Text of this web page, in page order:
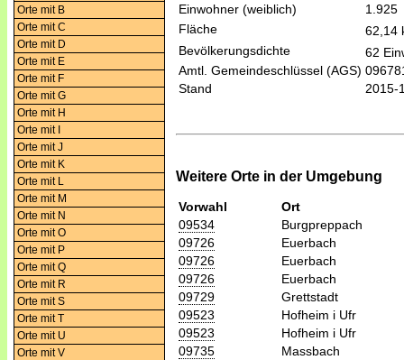
Orte mit B
Orte mit C
Orte mit D
Orte mit E
Orte mit F
Orte mit G
Orte mit H
Orte mit I
Orte mit J
Orte mit K
Orte mit L
Orte mit M
Orte mit N
Orte mit O
Orte mit P
Orte mit Q
Orte mit R
Orte mit S
Orte mit T
Orte mit U
Orte mit V
Einwohner (weiblich)
1.925
Fläche
62,14
Bevölkerungsdichte
62
Amtl. Gemeindeschlüssel (AGS)
Stand
2015-
Weitere Orte in der Umgebung
Vorwahl
Ort
09534
Burgpreppach
09726
Euerbach
09726
Euerbach
09726
Euerbach
09729
Grettstadt
09523
Hofheim i Ufr
09523
Hofheim i Ufr
09735
Massbach